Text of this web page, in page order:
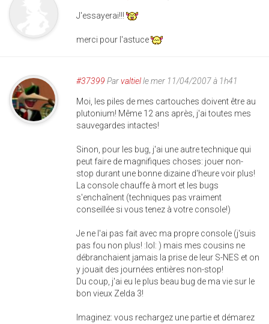
J'essayerai!!!
merci pour l'astuce
#37399 Parvaltielle mer 11/04/2007 à 1h41
Moi, les piles de mes cartouches doivent être au
plutonium! Même 12 ans après, j'ai toutes mes
sauvegardes intactes!
Sinon, pour les bug, j'ai une autre technique qui
peut faire de magnifiques choses: jouer non-
stop durant une bonne dizaine d'heure voir plus!
La console chauffe à mort et les bugs
s'enchaînent (techniques pas vraiment
conseillée si vous tenez à votre console!)
Je ne l'ai pas fait avec ma propre console (j'suis
pas fou non plus! :lol: ) mais mes cousins ne
débranchaient jamais la prise de leur S-NES et on
y jouait des journées entières non-stop!
Du coup, j'ai eu le plus beau bug de ma vie sur le
bon vieux Zelda 3!
Imaginez: vous rechargez une partie et démarez